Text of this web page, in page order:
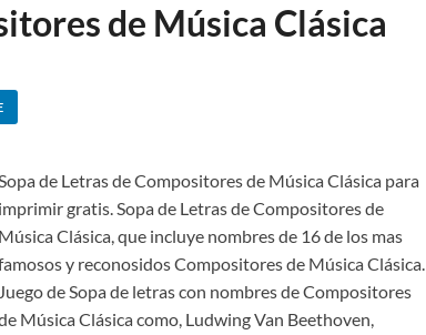
de Música Clásica
de Letras de Compositores de Música Clásica para
imprimir gratis. Sopa de Letras de Compositores de
Música Clásica, que incluye nombres de 16 de los mas
y reconosidos Compositores de Música Clásica.
Juego de Sopa de letras con nombres de Compositores
Música Clásica como, Ludwing Van Beethoven,